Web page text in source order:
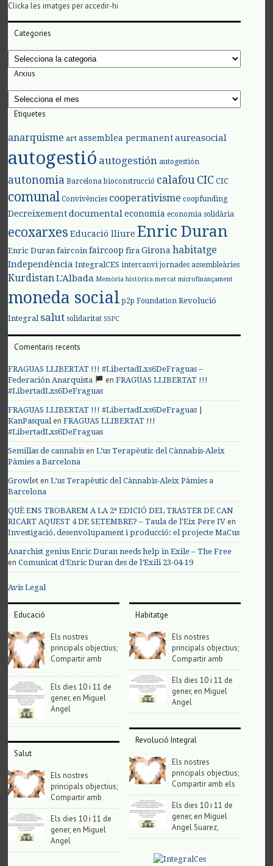
Clicka les imatges per accedir-hi
Categories
Categories
Arxius
Arxius
Etiquetes
anarquisme art assemblea permanent aureasocial
autogestió autogestión autogestión
autonomia Barcelona bioconstrucció calafou CIC CIC
comunal Convivències cooperativisme coopfunding
Decreixement documental economia economia solidària
ecoxarxes Educació lliure Enric Duran
Enric Duran faircoin faircoop fira Girona habitatge
Independència IntegralCES intercanvi jornades assembleàries
KurdistanL'Albada Memòria històrica mercat microfinançament
moneda social p2p Foundation Revolució
Integral salut solidaritat SSPC
Comentaris recents
FRAGUAS LLIBERTAT !!! #LibertadLxs6DeFraguas –
Federación Anarquista
enFRAGUAS LLIBERTAT !!!
#LibertadLxs6DeFraguas
FRAGUAS LLIBERTAT !!! #LibertadLxs6DeFraguas |
KanPasqualenFRAGUAS LLIBERTAT !!!
#LibertadLxs6DeFraguas
Semillas de cannabis enL’us Terapèutic del Cànnabis-Aleix
Pàmies a Barcelona
Growlet enL’us Terapèutic del Cànnabis-Aleix Pàmies a
Barcelona
QUÈ ENS TROBAREM A LA 2ª EDICIÓ DEL TRASTER DE CAN
RICART AQUEST 4 DE SETEMBRE? – Taula de l'Eix Pere IV en
Investigació, desenvolupament i producció: el projecte MaCus
Anarchist genius Enric Duran needs help in Exile – The Free
enComunicat d’Enric Duran des de l’Exili 23-04-19
Avis Legal
Educació
Els nostres
principals objectius;
Compartir amb
Els dies 10 i 11 de
gener, en Miguel
Angel
Salut
Els nostres
principals objectius;
Compartir amb
Els dies 10 i 11 de
gener, en Miguel
Angel
Habitatge
Els nostres
principals objectius;
Compartir amb
Els dies 10 i 11 de
gener, en Miguel
Angel
Revolució Integral
Els nostres
principals objectius;
Compartir amb els
Els dies 10 i 11 de
gener, en Miguel
Angel Suarez,